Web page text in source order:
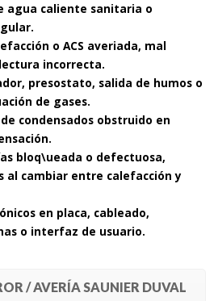
agua caliente sanitaria o
o ACS averiada, mal
incorrecta.
presostato, salida de humos o
de gases.
condensados obstruido en
bloq\ueada o defectuosa,
al cambiar entre calefacción y
en placa, cableado,
o interfaz de usuario.
/ AVERÍA SAUNIER DUVAL